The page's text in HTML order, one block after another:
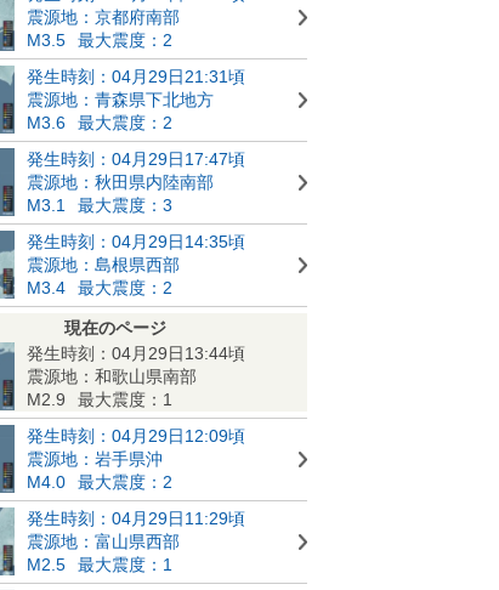
震源地：京都府南部
M3.5
最大震度：2
発生時刻：04月29日21:31頃
震源地：青森県下北地方
M3.6
最大震度：2
発生時刻：04月29日17:47頃
震源地：秋田県内陸南部
M3.1
最大震度：3
発生時刻：04月29日14:35頃
震源地：島根県西部
M3.4
最大震度：2
現在のページ
発生時刻：04月29日13:44頃
震源地：和歌山県南部
M2.9
最大震度：1
発生時刻：04月29日12:09頃
震源地：岩手県沖
M4.0
最大震度：2
発生時刻：04月29日11:29頃
震源地：富山県西部
M2.5
最大震度：1